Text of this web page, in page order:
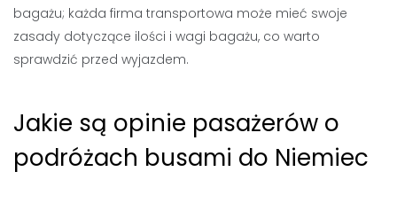
bagażu; każda firma transportowa może mieć swoje
zasady dotyczące ilości i wagi bagażu, co warto
sprawdzić przed wyjazdem.
Jakie są opinie pasażerów o
podróżach busami do Niemiec